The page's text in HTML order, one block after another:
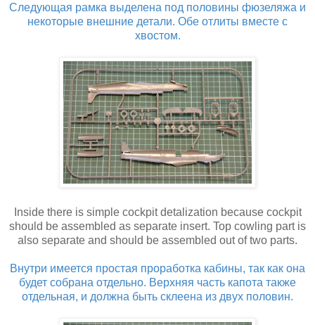
Следующая рамка выделена под половины фюзеляжа и
некоторые внешние детали. Обе отлиты вместе с
хвостом.
Inside there is simple cockpit detalization because cockpit
should be assembled as separate insert. Top cowling part is
also separate and should be assembled out of two parts.
Внутри имеется простая проработка кабины, так как она
будет собрана отдельно. Верхняя часть капота также
отдельная, и должна быть склеена из двух половин.